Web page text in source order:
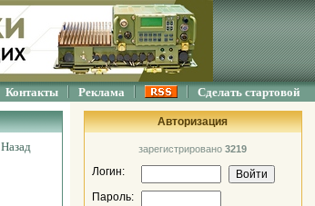
Контакты Реклама Сделать стартовой
Назад
Авторизация
зарегистрировано 3219
Логин:
Пароль: